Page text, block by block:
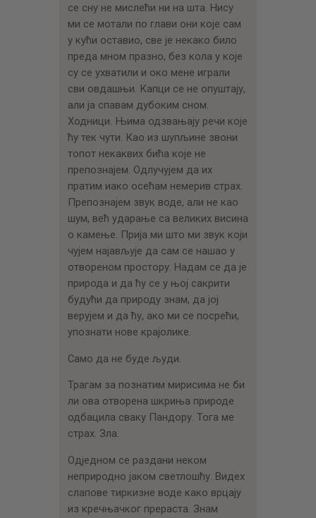
се сну не мислећи ни на шта. Нису
ми се мотали по глави они које сам
у кући оставио, све је некако било
преда мном празно, без кола у које
су се ухватили и око мене играли
сви овдашњи. Капци се не опуштају,
али ја спавам дубоким сном.
Ходници. Њима одзвањају речи које
ћу тек чути. Као из шупљине звони
топот некaквих бића које не
препознајем. Одлучујем да их
пратим иако осећам немерив страх.
Препознајем звук воде, али не као
шум, већ ударање са великих висина
о камење. Прија ми што ми звук који
чујем најављује да сам се нашао у
отвореном простору. Надам се да је
природа и да ћу се у њој сакрити
будући да природу знам, да јој
верујем и да ћу, ако ми се посрећи,
упознати нове крајолике.
Само да не буде људи.
Трагам за познатим мирисима не би
ли ова отворена шкриња природе
одбацила сваку Пандору. Тога ме
страх. Зла.
Одједном се раздани неком
неприродно јаком светлошћу. Видех
слапове тиркизне воде како врцају
из кречњачког прераста. Знам